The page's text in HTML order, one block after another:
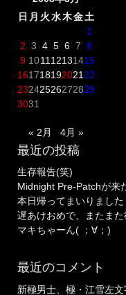
日 月 火水木金土
1
2 3 4 5 6 7 8
9 1011 12131415
161718192021 22
23242526272829
3031
« 2月 4月 »
最近の投稿
生存報告(笑)
Midnight Pre-Patchが来
本日帰ってまいりました
遅あけおめで、またまた
マキちゃーん( ；∀；)
最近のコメント
新極男士、極・江雪左文